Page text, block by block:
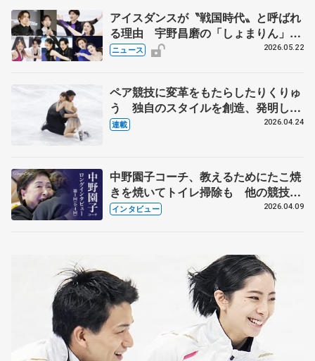
アイスダンスが〝戦国時代〟と呼ばれ
る理由 宇野昌磨の「しょまりん」ら
実力者が相次いで参戦 国内の競争激
ニュース 2026.05.22
ペア競技に変革をもたらしたりくりゅ
う 独自のスタイルを創造、発明した
【引退発表後②】
連載 2026.04.24
中野園子コーチ、教えるためにたこ焼
きを焼いてトイレ掃除も 他の競技に
も通用するという坂本花織の筋肉
インタビュー 2026.04.09